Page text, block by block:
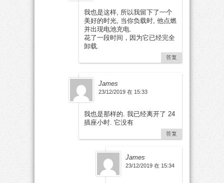
我也是这样, 所以我留下了一个
美好的时光, 当你负载时, 他点燃
并出现电池充电.
花了一段时间，因为它已经完全
卸载.
答复
James
23/12/2019 在 15:33
我也是那样的. 我已经离开了 24
插座小时. 它没有
答复
James
23/12/2019 在 15:34